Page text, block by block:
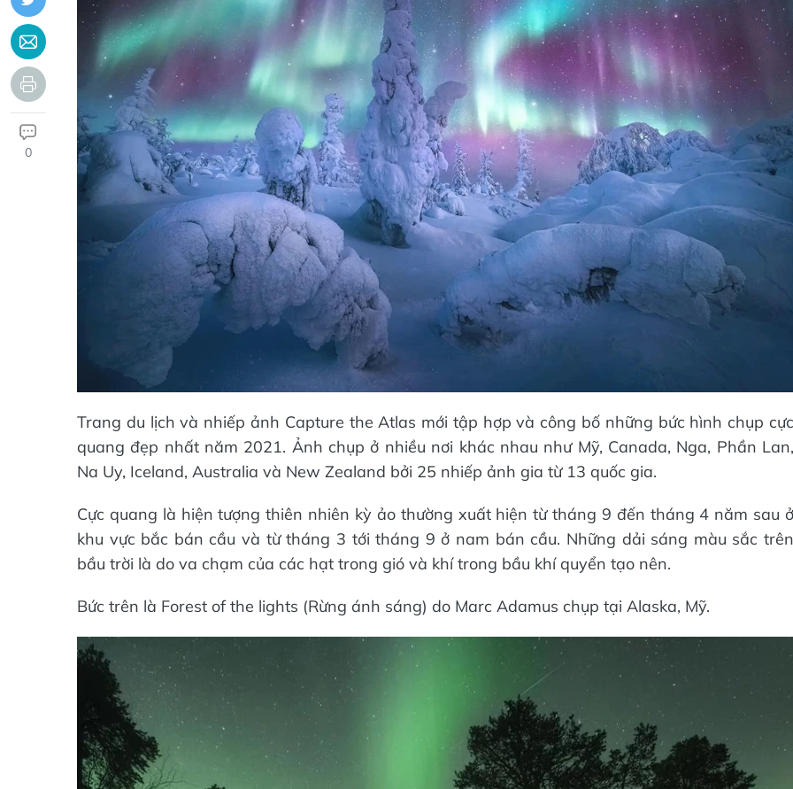
0
Trang du lịch và nhiếp ảnh Capture the Atlas mới tập hợp và công bố những bức hình chụp cực
quang đẹp nhất năm 2021. Ảnh chụp ở nhiều nơi khác nhau như Mỹ, Canada, Nga, Phần Lan,
Na Uy, Iceland, Australia và New Zealand bởi 25 nhiếp ảnh gia từ 13 quốc gia.
Cực quang là hiện tượng thiên nhiên kỳ ảo thường xuất hiện từ tháng 9 đến tháng 4 năm sau ở
khu vực bắc bán cầu và từ tháng 3 tới tháng 9 ở nam bán cầu. Những dải sáng màu sắc trên
bầu trời là do va chạm của các hạt trong gió và khí trong bầu khí quyển tạo nên.
Bức trên là Forest of the lights (Rừng ánh sáng) do Marc Adamus chụp tại Alaska, Mỹ.